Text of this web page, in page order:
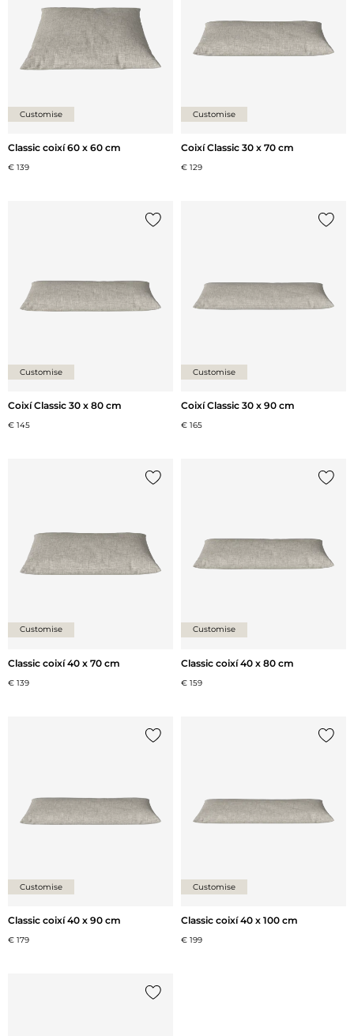
Customise
Classic coixí 60 x 60 cm
€ 139
Customise
Coixí Classic 30 x 70 cm
€ 129
Customise
Coixí Classic 30 x 80 cm
€ 145
Customise
Coixí Classic 30 x 90 cm
€ 165
Customise
Classic coixí 40 x 70 cm
€ 139
Customise
Classic coixí 40 x 80 cm
€ 159
Customise
Classic coixí 40 x 90 cm
€ 179
Customise
Classic coixí 40 x 100 cm
€ 199